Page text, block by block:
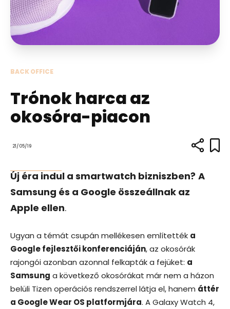
BACK OFFICE
Trónok harca az
okosóra-piacon
21/05/19
Új éra indul a smartwatch bizniszben? A
Samsung és a Google összeállnak az
Apple ellen.
Ugyan a témát csupán mellékesen említették a
Google fejlesztői konferenciáján, az okosórák
rajongói azonban azonnal felkapták a fejüket: a
Samsung a következő okosórákat már nem a házon
belüli Tizen operációs rendszerrel látja el, hanem áttér
a Google Wear OS platformjára. A Galaxy Watch 4,